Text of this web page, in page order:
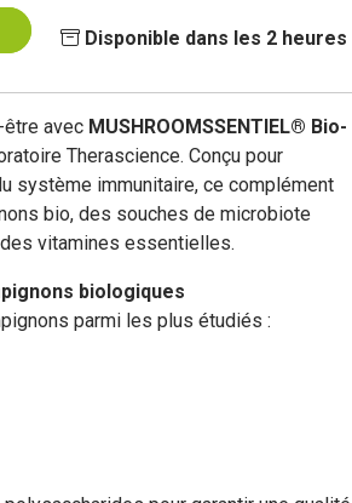
Disponible dans les 2 heures
avec MUSHROOMSSENTIEL® Bio-
Therascience. Conçu pour
système immunitaire, ce complément
bio, des souches de microbiote
vitamines essentielles.
biologiques
parmi les plus étudiés :